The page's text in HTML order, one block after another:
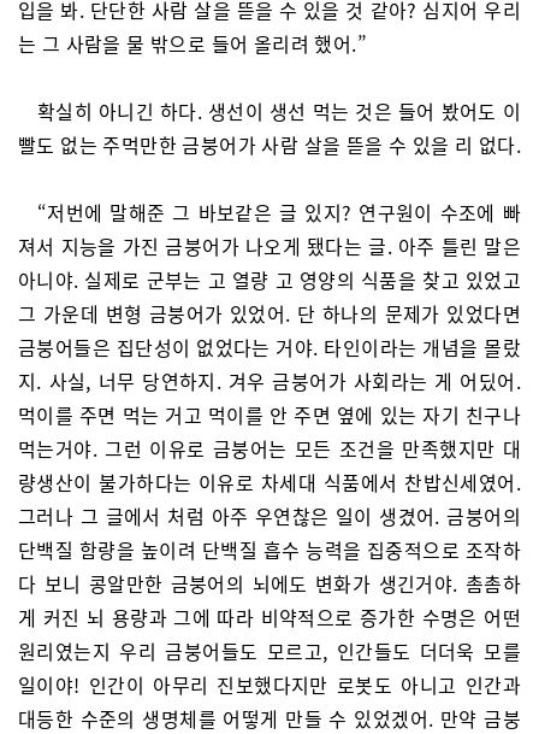
입을 봐. 단단한 사람 살을 뜯을 수 있을 것 같아? 심지어 우리
는 그 사람을 물 밖으로 들어 올리려 했어.”
확실히 아니긴 하다. 생선이 생선 먹는 것은 들어 봤어도 이
빨도 없는 주먹만한 금붕어가 사람 살을 뜯을 수 있을 리 없다.
“저번에 말해준 그 바보같은 글 있지? 연구원이 수조에 빠
져서 지능을 가진 금붕어가 나오게 됐다는 글. 아주 틀린 말은
아니야. 실제로 군부는 고 열량 고 영양의 식품을 찾고 있었고
그 가운데 변형 금붕어가 있었어. 단 하나의 문제가 있었다면
금붕어들은 집단성이 없었다는 거야. 타인이라는 개념을 몰랐
지. 사실, 너무 당연하지. 겨우 금붕어가 사회라는 게 어딨어.
먹이를 주면 먹는 거고 먹이를 안 주면 옆에 있는 자기 친구나
먹는거야. 그런 이유로 금붕어는 모든 조건을 만족했지만 대
량생산이 불가하다는 이유로 차세대 식품에서 찬밥신세였어.
그러나 그 글에서 처럼 아주 우연찮은 일이 생겼어. 금붕어의
단백질 함량을 높이려 단백질 흡수 능력을 집중적으로 조작하
다 보니 콩알만한 금붕어의 뇌에도 변화가 생긴거야. 촘촘하
게 커진 뇌 용량과 그에 따라 비약적으로 증가한 수명은 어떤
원리였는지 우리 금붕어들도 모르고, 인간들도 더더욱 모를
일이야! 인간이 아무리 진보했다지만 로봇도 아니고 인간과
대등한 수준의 생명체를 어떻게 만들 수 있었겠어. 만약 금붕